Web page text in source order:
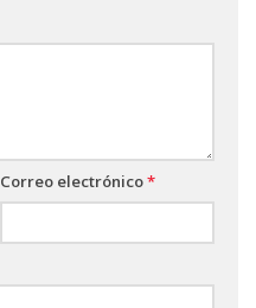
Correo electrónico*